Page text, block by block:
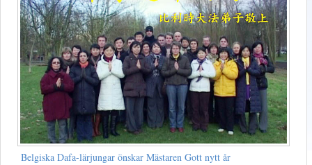
Belgiska Dafa-lärjungar önskar Mästaren Gott nytt år